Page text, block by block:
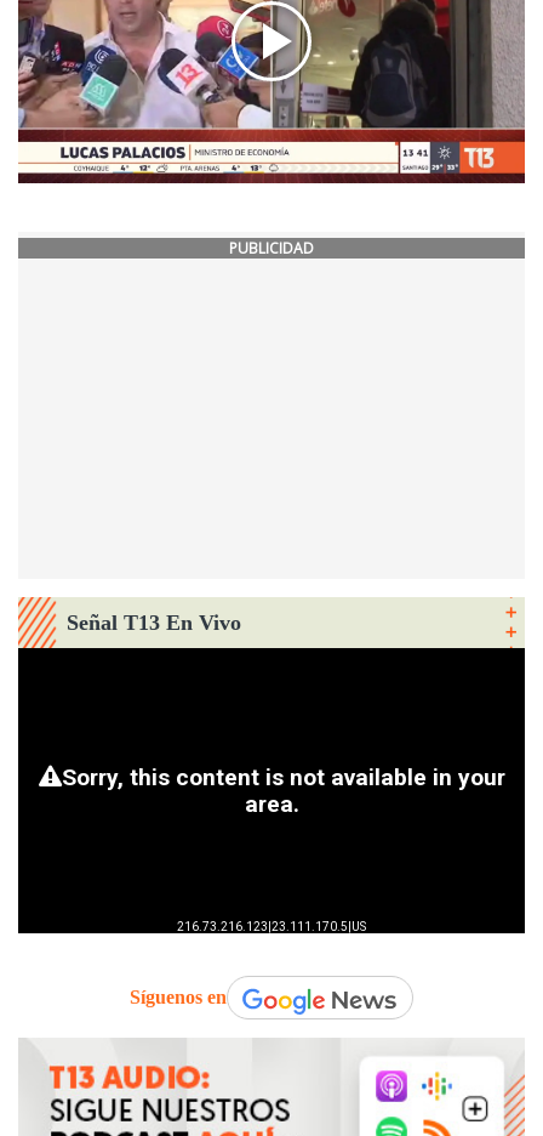
PUBLICIDAD
Señal T13 En Vivo
Síguenos en